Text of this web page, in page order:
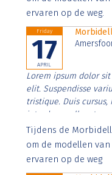
ervaren op de weg.
Friday
17
APRIL
Lorem ipsum dolor
elit. Suspendisse
tristique. Duis
interdum nulla, ut
Aenean faucibus
imperdiet. Nunc ut
Tijdens de
om de modellen
ervaren op de weg